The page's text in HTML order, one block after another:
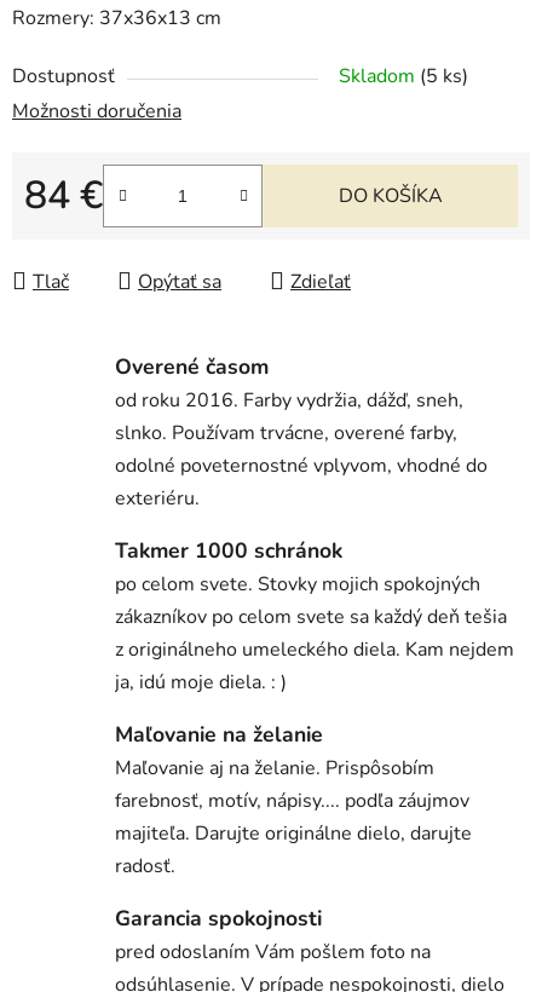
Rozmery: 37x36x13 cm
Dostupnosť Skladom (5 ks)
Možnosti doručenia
84 €
Jednotková cena:
DO KOŠÍKA
Tlač Opýtať sa Zdieľať
Overené časom
od roku 2016. Farby vydržia, dážď, sneh,
slnko. Používam trvácne, overené farby,
odolné poveternostné vplyvom, vhodné do
exteriéru.
Takmer 1000 schránok
po celom svete. Stovky mojich spokojných
zákazníkov po celom svete sa každý deň tešia
z originálneho umeleckého diela. Kam nejdem
ja, idú moje diela. : )
Maľovanie na želanie
Maľovanie aj na želanie. Prispôsobím
farebnosť, motív, nápisy.... podľa záujmov
majiteľa. Darujte originálne dielo, darujte
radosť.
Garancia spokojnosti
pred odoslaním Vám pošlem foto na
odsúhlasenie. V prípade nespokojnosti, dielo